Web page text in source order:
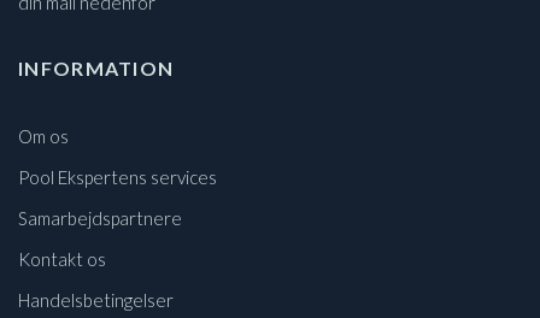
INFORMATION
Om os
Pool Ekspertens services
Samarbejdspartnere
Kontakt os
Handelsbetingelser